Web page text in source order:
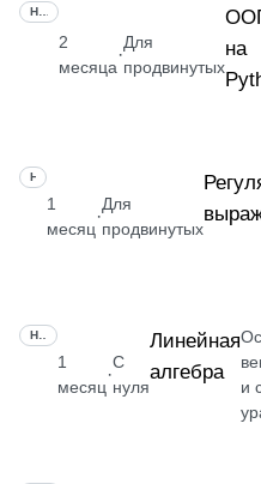
2
месяца
·
Для
продвинутых
на
НАВЫК
1
месяц
·
Для
продвинутых
1
месяц
·
С
нуля
Линейная
алгебра
и